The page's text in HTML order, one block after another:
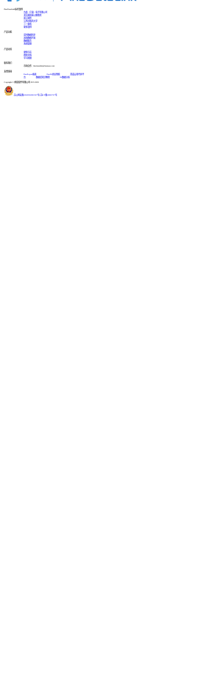
FineDataLink标杆案例
台晶（宁波）电子有限公司
某交通高速公路集团
浙江国贸
江西中医药大学
三一重机
更多案例
产品功能
实时数据同步
高效数据开发
数据服务
系统管理
产品动态
更新日志
帮助文档
学习视频
联系我们
市场合作：finedatalink@fanruan.com
友情链接
FineReport报表
FineBI商业智能
简道云零代码平
台
数据库知识教程 BI数据分析
Copyright © 帆软软件有限公司 2015-2026
苏公网安备32020502001567号| 苏ICP备18065767号